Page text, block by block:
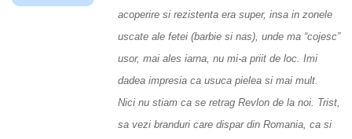
acoperire si rezistenta era super, insa in zonele
uscate ale fetei (barbie si nas), unde ma “cojesc”
usor, mai ales iarna, nu mi-a priit de loc. Imi
dadea impresia ca usuca pielea si mai mult.
Nici nu stiam ca se retrag Revlon de la noi. Trist,
sa vezi branduri care dispar din Romania, ca si